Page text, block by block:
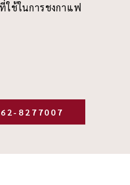
ใช้ในการชงกาแฟ
8277007